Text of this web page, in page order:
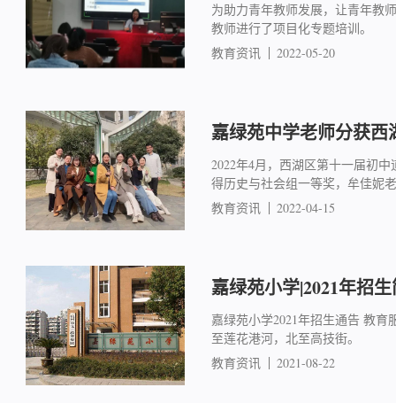
为助力青年教师发展，让青年教
教师进行了项目化专题培训。
教育资讯
2022-05-20
嘉绿苑中学老师分获
2022年4月，西湖区第十一届初
得历史与社会组一等奖，牟佳妮
教育资讯
2022-04-15
嘉绿苑小学|2021年招
嘉绿苑小学2021年招生通告 教
至莲花港河，北至高技街。
教育资讯
2021-08-22